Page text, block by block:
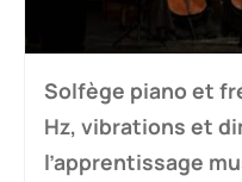
Solfège piano et
Hz, vibrations et
l’apprentissage